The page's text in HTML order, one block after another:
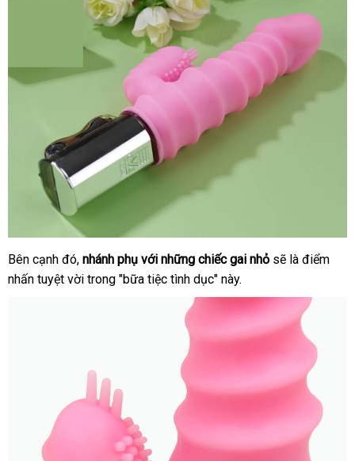
kế
đạo
Máy
rung
massage
tại
nhà
Bên cạnh đógiao
hàng
, nhánh phụ xuất
xứ
với Nhật
Bản
những chiếc gai nhỏ tư
sẽ là điểm
nhấn tuyệt vời trong "bữa tiệc tình dục" này.